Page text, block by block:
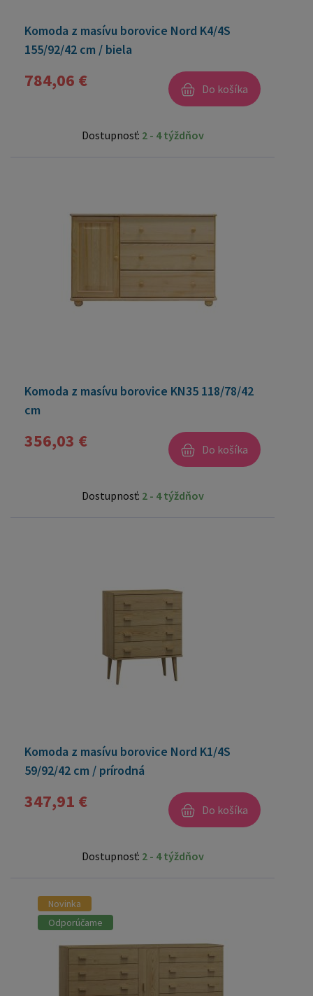
Komoda z masívu borovice Nord K4/4S
155/92/42 cm / biela
784,06 € Do košíka
Dostupnosť: 2 - 4 týždňov
Komoda z masívu borovice KN35 118/78/42
cm
356,03 € Do košíka
Dostupnosť: 2 - 4 týždňov
Komoda z masívu borovice Nord K1/4S
59/92/42 cm / prírodná
347,91 € Do košíka
Dostupnosť: 2 - 4 týždňov
Novinka
Odporúčame